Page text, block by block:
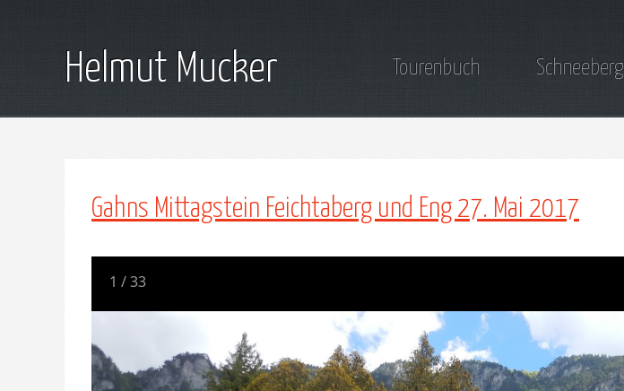
Helmut Mucker Tourenbuch Schneeberg
Gahns Mittagstein Feichtaberg und Eng 27. Mai 2017
1 /33